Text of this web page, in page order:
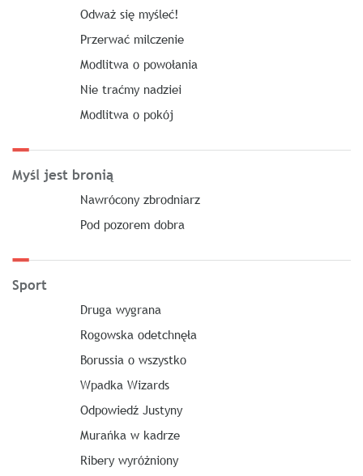
Odważ się myśleć!
Przerwać milczenie
Modlitwa o powołania
Nie traćmy nadziei
Modlitwa o pokój
Myśl jest bronią
Nawrócony zbrodniarz
Pod pozorem dobra
Sport
Druga wygrana
Rogowska odetchnęła
Borussia o wszystko
Wpadka Wizards
Odpowiedź Justyny
Murańka w kadrze
Ribery wyróżniony